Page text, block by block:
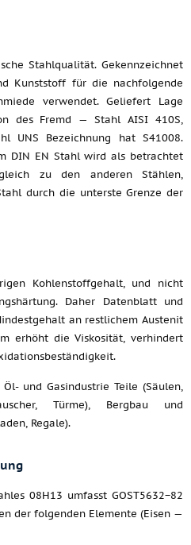
Stahlqualität. Gekennzeichnet
Kunststoff für die nachfolgende
verwendet. Geliefert Lage
des Fremd — Stahl AISI 410S,
UNS Bezeichnung hat S41008.
DIN EN Stahl wird als betrachtet
zu den anderen Stählen,
durch die unterste Grenze der
Kohlenstoffgehalt, und nicht
Daher Datenblatt und
an restlichem Austenit
erhöht die Viskosität, verhindert
und Gasindustrie Teile (Säulen,
Türme), Bergbau und
Regale).
08H13 umfasst GOST5632−82
der folgenden Elemente (Eisen —